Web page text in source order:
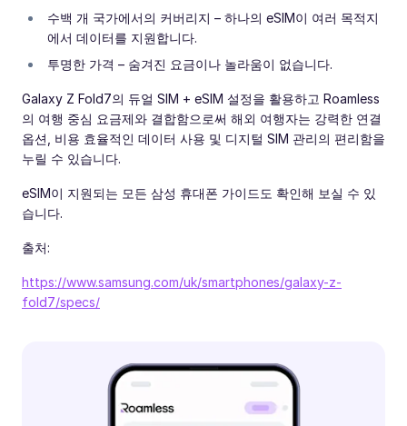
수백 개 국가에서의 커버리지 – 하나의 eSIM이 여러 목적지
에서 데이터를 지원합니다.
투명한 가격 – 숨겨진 요금이나 놀라움이 없습니다.
Galaxy Z Fold7의 듀얼 SIM + eSIM 설정을 활용하고 Roamless
의 여행 중심 요금제와 결합함으로써 해외 여행자는 강력한 연결
옵션, 비용 효율적인 데이터 사용 및 디지털 SIM 관리의 편리함을
누릴 수 있습니다.
eSIM이 지원되는 모든 삼성 휴대폰 가이드도 확인해 보실 수 있
습니다.
출처:
https://www.samsung.com/uk/smartphones/galaxy-z-
fold7/specs/